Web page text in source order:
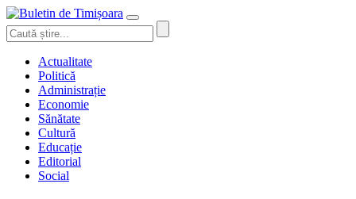
Actualitate
Politică
Administrație
Economie
Sănătate
Cultură
Educație
Editorial
Social